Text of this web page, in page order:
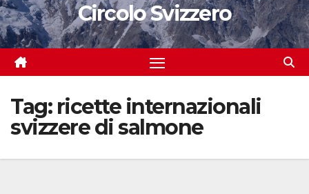
Circolo Svizzero
Tag: ricette internazionali
svizzere di salmone